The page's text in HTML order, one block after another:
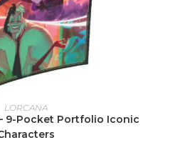
AU PANIER
LORCANA
9-Pocket Portfolio Iconic